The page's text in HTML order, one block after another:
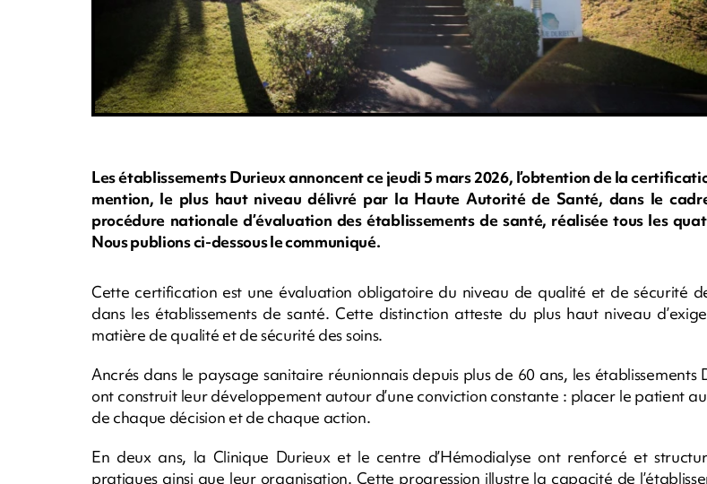
Les établissements Durieux annoncent ce jeudi 5 mars 2026, l’obtention de la
mention, le plus haut niveau délivré par la Haute Autorité de Santé, dans le
procédure nationale d’évaluation des établissements de santé, réalisée tous les
Nous publions ci-dessous le communiqué.
Cette certification est une évaluation obligatoire du niveau de qualité et de sécurité
dans les établissements de santé. Cette distinction atteste du plus haut niveau
matière de qualité et de sécurité des soins.
Ancrés dans le paysage sanitaire réunionnais depuis plus de 60 ans, les établissements
ont construit leur développement autour d’une conviction constante : placer le patient
de chaque décision et de chaque action.
En deux ans, la Clinique Durieux et le centre d’Hémodialyse ont renforcé et
pratiques ainsi que leur organisation. Cette progression illustre la capacité de